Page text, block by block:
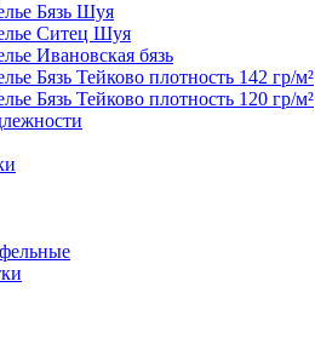
Бязь Шуя
Ситец Шуя
Ивановская бязь
Бязь Тейково плотность 142 гр/м²
Бязь Тейково плотность 120 гр/м²